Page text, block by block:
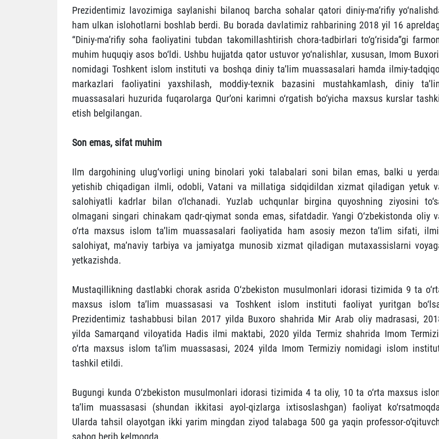
Prezidentimiz lavozimiga saylanishi bilanoq barcha sohalar qatori diniy-ma’rifiy
ham ulkan islohotlarni boshlab berdi. Bu borada davlatimiz rahbarining 2018 yil 16
“Diniy-ma’rifiy soha faoliyatini tubdan takomillashtirish chora-tadbirlari to‘g‘risida”gi
muhim huquqiy asos bo‘ldi. Ushbu hujjatda qator ustuvor yo‘nalishlar, xususan, Imom
nomidagi Toshkent islom instituti va boshqa diniy ta’lim muassasalari hamda ilmiy-
markazlari faoliyatini yaxshilash, moddiy-texnik bazasini mustahkamlash, diniy
muassasalari huzurida fuqarolarga Qur’oni karimni o‘rgatish bo‘yicha maxsus kurslar
etish belgilangan.
Son emas, sifat muhim
Ilm dargohining ulug‘vorligi uning binolari yoki talabalari soni bilan emas, balki u
yetishib chiqadigan ilmli, odobli, Vatani va millatiga sidqidildan xizmat qiladigan yetuk
salohiyatli kadrlar bilan o‘lchanadi. Yuzlab uchqunlar birgina quyoshning ziyosini
olmagani singari chinakam qadr-qiymat sonda emas, sifatdadir. Yangi O‘zbekistonda oliy
o‘rta maxsus islom ta’lim muassasalari faoliyatida ham asosiy mezon ta’lim sifati,
salohiyat, ma’naviy tarbiya va jamiyatga munosib xizmat qiladigan mutaxassislarni
yetkazishda.
Mustaqillikning dastlabki chorak asrida O‘zbekis­ton musulmonlari idorasi tizimida 9 ta
maxsus islom ta’lim muassasasi va Toshkent islom instituti faoliyat yuritgan
Prezidentimiz tashabbusi bilan 2017 yilda Buxoro shahrida Mir Arab oliy mad­rasasi,
yilda Samarqand viloyatida Hadis ilmi maktabi, 2020 yilda Termiz shahrida Imom
o‘rta maxsus islom ta’lim muassasasi, 2024 yilda Imom Termiziy nomidagi islom
tashkil etildi.
Bugungi kunda O‘zbekiston musulmonlari idorasi tizimida 4 ta oliy, 10 ta o‘rta maxsus
ta’lim muassasasi (shundan ikkitasi ayol-qizlarga ixtisoslashgan) faoliyat
Ularda tahsil olayotgan ikki yarim mingdan ziyod talabaga 500 ga yaqin professor-